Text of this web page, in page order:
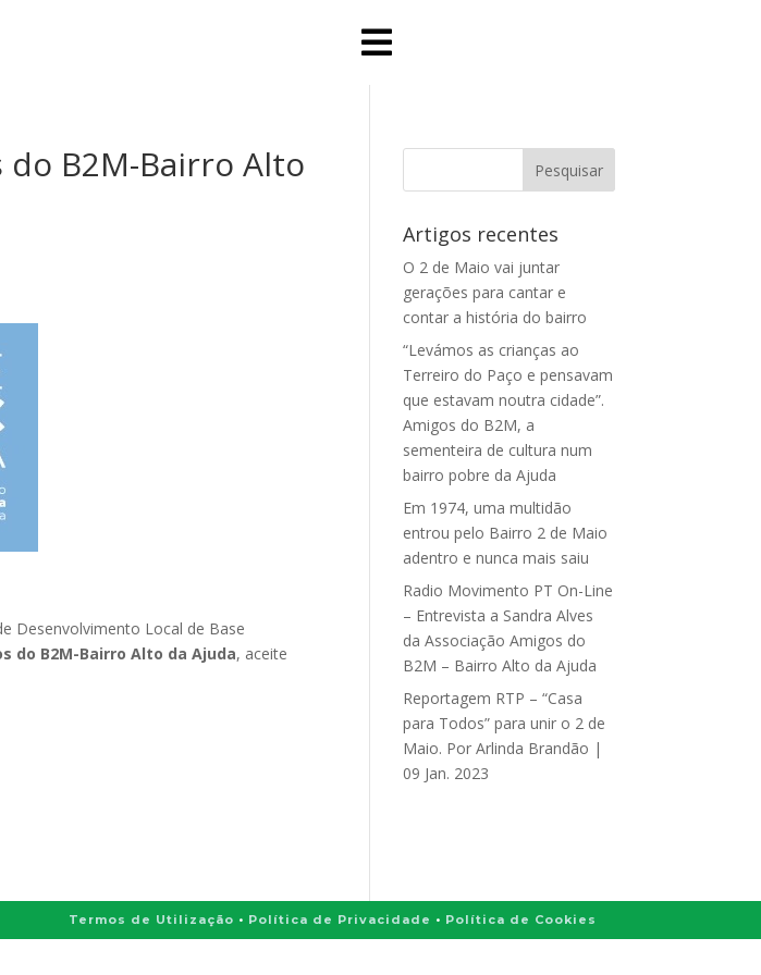

do B2M-Bairro Alto
Desenvolvimento Local de Base
do B2M-Bairro Alto da Ajuda, aceite
Artigos recentes
O 2 de Maio vai juntar
gerações para cantar e
contar a história do bairro
“Levámos as crianças ao
Terreiro do Paço e pensavam
que estavam noutra cidade”.
Amigos do B2M, a
sementeira de cultura num
bairro pobre da Ajuda
Em 1974, uma multidão
entrou pelo Bairro 2 de Maio
adentro e nunca mais saiu
Radio Movimento PT On-Line
– Entrevista a Sandra Alves
da Associação Amigos do
B2M – Bairro Alto da Ajuda
Reportagem RTP – “Casa
para Todos” para unir o 2 de
Maio. Por Arlinda Brandão |
09 Jan. 2023
Termos de Utilização • Política de Privacidade • Política de Cookies